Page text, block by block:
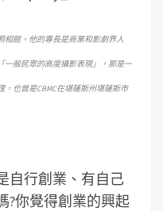
相館。他的專長是商業和影劇界人
一般民眾的高度攝影表現」，那是一
也曾是CBMC在堪薩斯州堪薩斯市
自行創業、有自己
?你覺得創業的興起